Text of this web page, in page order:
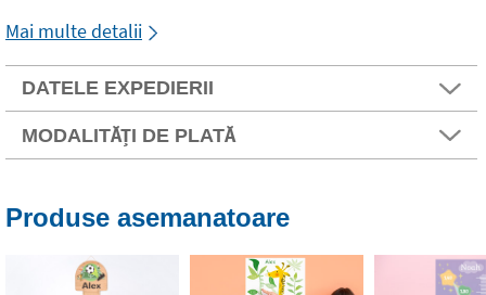
Mai multe detalii
DATELE EXPEDIERII
MODALITĂȚI DE PLATĂ
Produse asemanatoare